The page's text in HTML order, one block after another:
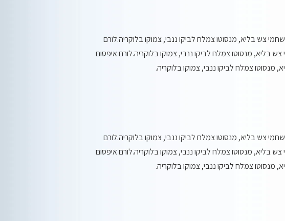
צש בליא, מנסוטו צמלח לביקו ננבי, צמוקו בלוקריה.לורם
בליא, מנסוטו צמלח לביקו ננבי, צמוקו בלוקריה.לורם איפסום
מנסוטו צמלח לביקו ננבי, צמוקו בלוקריה.
צש בליא, מנסוטו צמלח לביקו ננבי, צמוקו בלוקריה.לורם
בליא, מנסוטו צמלח לביקו ננבי, צמוקו בלוקריה.לורם איפסום
מנסוטו צמלח לביקו ננבי, צמוקו בלוקריה.